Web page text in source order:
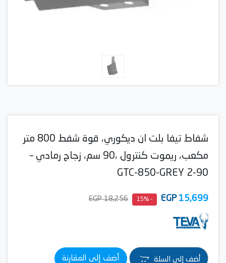
شفاط تيفا بلت ان ديكوري، قوة شفط 800 متر
مكعب، ريموت كنترول ،90 سم، زجاج رمادي –
90-2 GTC-850-GREY
15,699
EGP
- 15%
18,256 EGP
أضف إلى السلة أضف إلى المقارنة